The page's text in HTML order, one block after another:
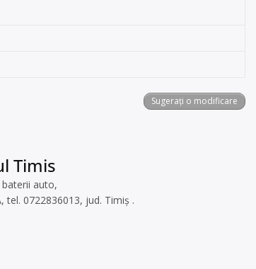
Sugerați o modificare
Timis
auto,
tel. 0722836013, jud. Timiș .